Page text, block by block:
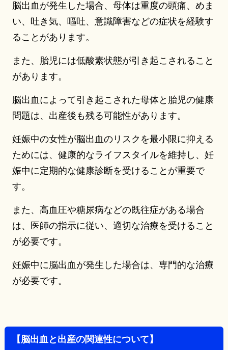
脳出血が発生した場合、母体は重度の頭痛、めま
い、吐き気、嘔吐、意識障害などの症状を経験す
ることがあります。
また、胎児には低酸素状態が引き起こされること
があります。
脳出血によって引き起こされた母体と胎児の健康
問題は、出産後も残る可能性があります。
妊娠中の女性が脳出血のリスクを最小限に抑える
ためには、健康的なライフスタイルを維持し、妊
娠中に定期的な健康診断を受けることが重要で
す。
また、高血圧や糖尿病などの既往症がある場合
は、医師の指示に従い、適切な治療を受けること
が必要です。
妊娠中に脳出血が発生した場合は、専門的な治療
が必要です。
【脳出血と出産の関連性について】